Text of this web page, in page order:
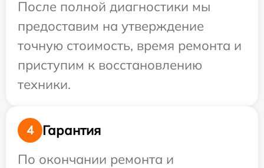
После полной диагностики мы
предоставим на утверждение
точную стоимость, время ремонта и
приступим к восстановлению
техники.
4
Гарантия
По окончании ремонта и